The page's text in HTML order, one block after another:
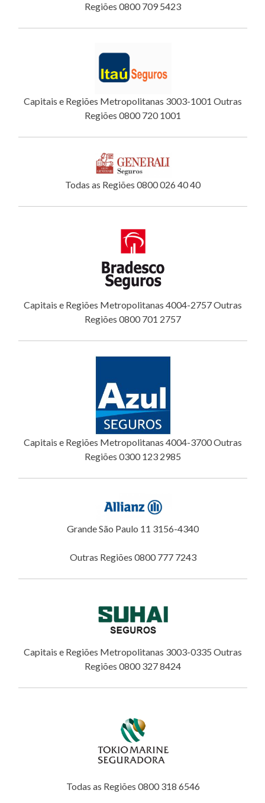
Regiões 0800 709 5423
Capitais e Regiões Metropolitanas 3003-1001 Outras
Regiões 0800 720 1001
Todas as Regiões 0800 026 40 40
Capitais e Regiões Metropolitanas 4004-2757 Outras
Regiões 0800 701 2757
Capitais e Regiões Metropolitanas 4004-3700 Outras
Regiões 0300 123 2985
Grande São Paulo 11 3156-4340
Outras Regiões 0800 777 7243
Capitais e Regiões Metropolitanas 3003-0335 Outras
Regiões 0800 327 8424
Todas as Regiões 0800 318 6546